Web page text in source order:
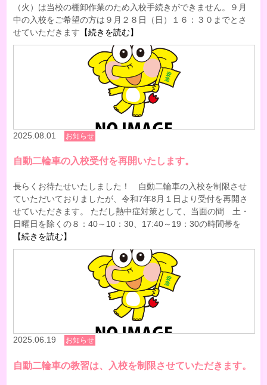
（火）は当校の棚卸作業のため入校手続きができません。９月
中の入校をご希望の方は９月２８日（日）１６：３０までとさ
せていただきます 【続きを読む】
2025.08.01 お知らせ
自動二輪車の入校受付を再開いたします。
長らくお待たせいたしました！ 自動二輪車の入校を制限させ
ていただいておりましたが、令和7年8月１日より受付を再開さ
せていただきます。 ただし熱中症対策として、当面の間 土・
日曜日を除くの８：40～10：30、17:40～19：30の時間帯を
【続きを読む】
2025.06.19 お知らせ
自動二輪車の教習は、入校を制限させていただきます。